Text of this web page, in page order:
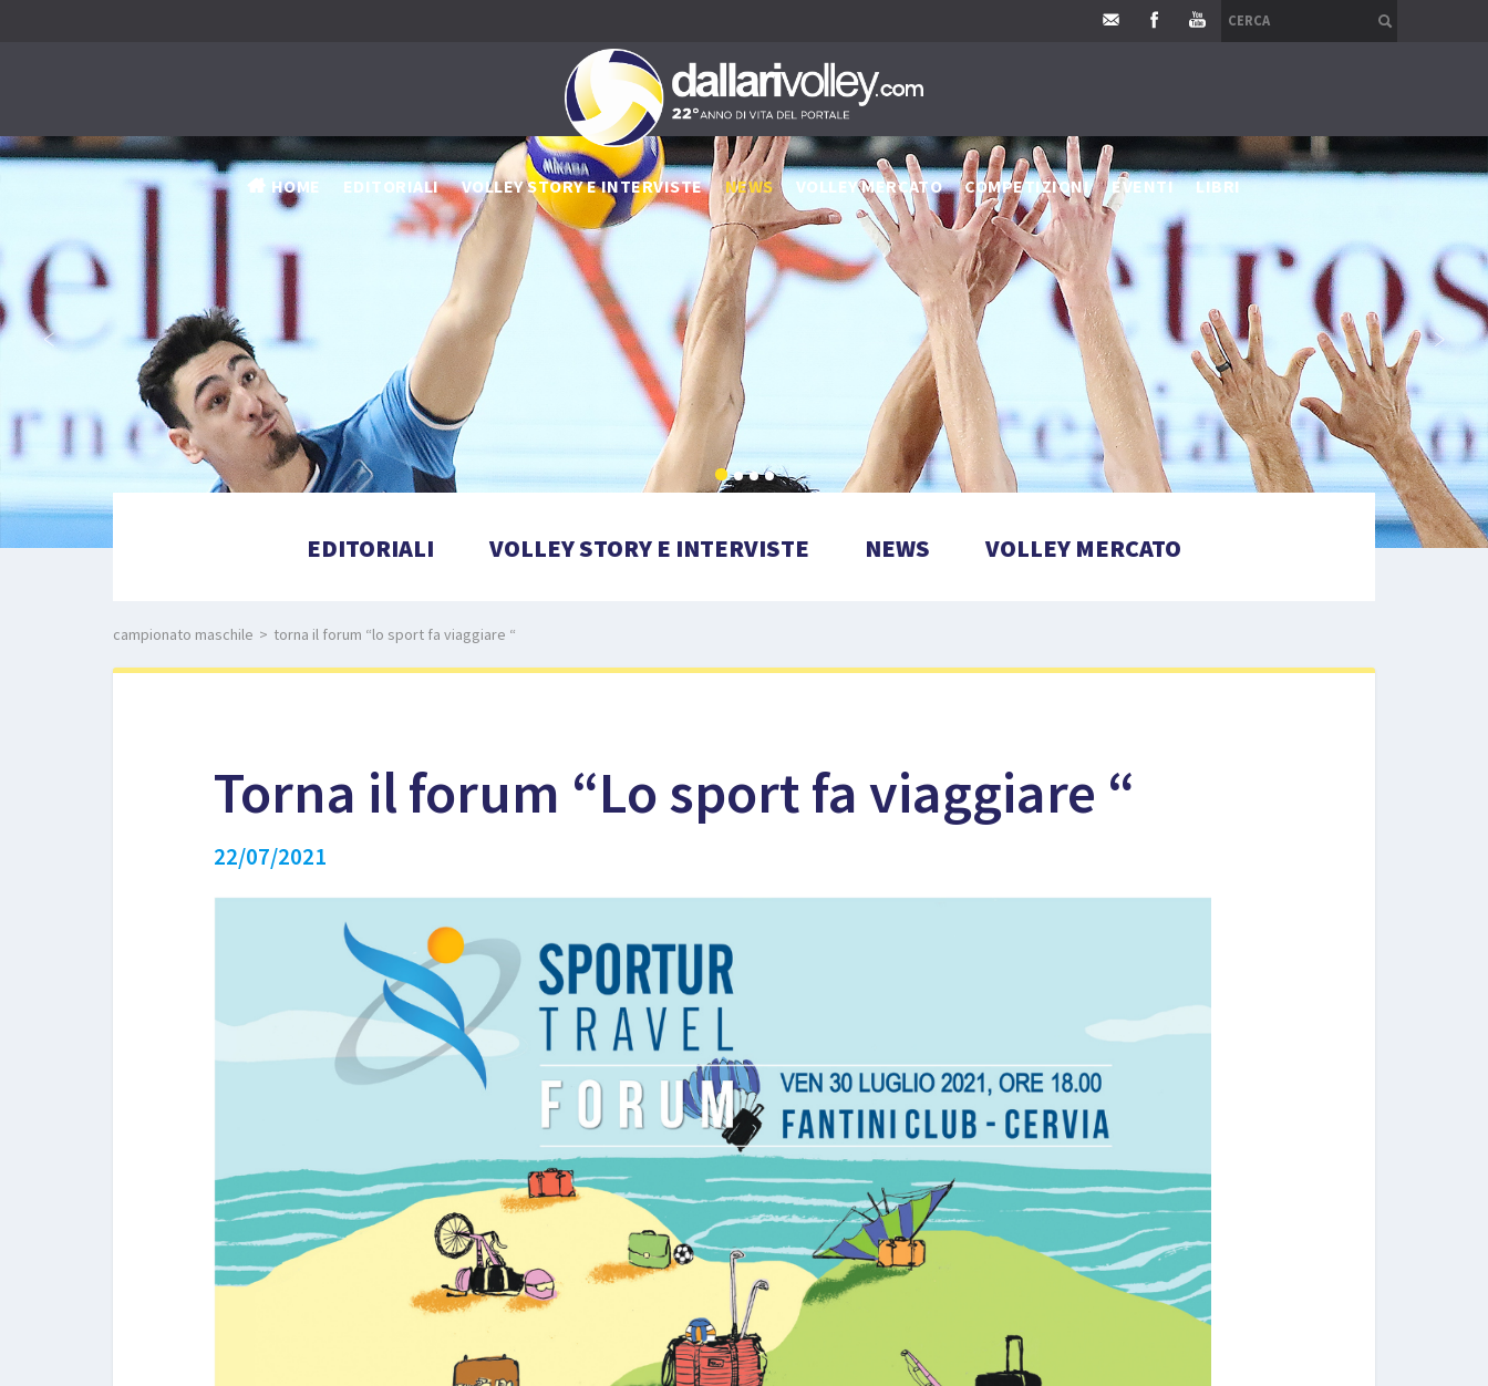
HOME EDITORIALI VOLLEY STORY E INTERVISTE NEWS VOLLEY MERCATO COMPETIZIONI EVENTI LIBRI
‹ ›
EDITORIALI VOLLEY STORY E INTERVISTE NEWS VOLLEY MERCATO
campionato maschile > torna il forum “lo sport fa viaggiare “
Torna il forum “Lo sport fa viaggiare “
22/07/2021